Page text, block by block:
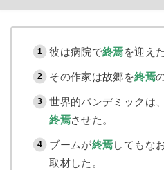
彼は病院で終焉を迎えた
その作家は故郷を終焉
世界的パンデミックは
終焉させた。
ブームが終焉してもな
取材した。